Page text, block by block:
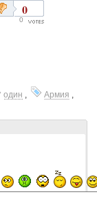
0
0
один Армия